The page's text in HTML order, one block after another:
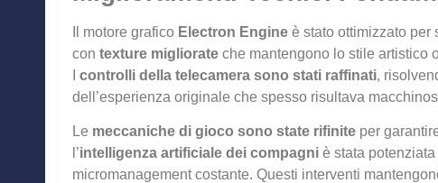
Il motore grafico Electron Engine è stato ottimizzato per
con texture migliorate che mantengono lo stile artistico
controlli della telecamera sono stati raffinati,
dell’esperienza originale che spesso risultava
Le meccaniche di gioco sono state rifinite per
l’intelligenza artificiale dei compagni è stata
micromanagement costante. Questi interventi